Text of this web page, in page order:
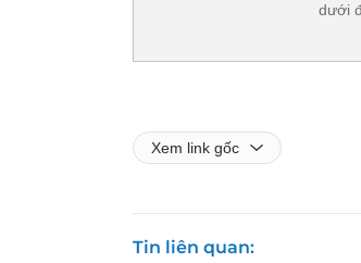
dưới
Xem link gốc
Tin liên quan